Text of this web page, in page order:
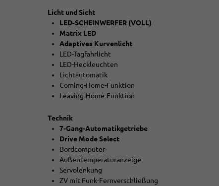
Licht und Sicht
LED-SCHEINWERFER (VOLL)
Matrix LED
Adaptives Kurvenlicht
LED-Tagfahrlicht
LED-Heckleuchten
Lichtautomatik
Coming-Home-Funktion
Leaving-Home-Funktion
Technik
7-Gang-Automatikgetriebe
Drive Mode Select
Bordcomputer
Außentemperaturanzeige
Servolenkung
ZV mit Funk-Fernverschließung